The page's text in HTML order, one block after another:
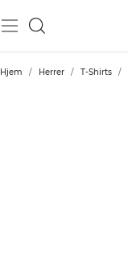
Hjem / Herrer / T-Shirts /